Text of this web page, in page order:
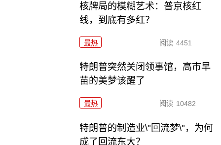
核牌局的模糊艺术：普京核红
线，到底有多红？
最热 阅读 4451
特朗普突然关闭领事馆，高市早
苗的美梦该醒了
最热 阅读 10482
特朗普的制造业\"回流梦\"，为何
成了回流东大？